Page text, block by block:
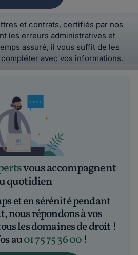
et contrats, certifiés par nos
les erreurs administratives et
assuré, il vous suffit de les
avec vos informations.
vous accompagnent
quotidien
et en sérénité pendant
nous répondons à vos
les domaines de droit !
au01 75 75 36 00 !